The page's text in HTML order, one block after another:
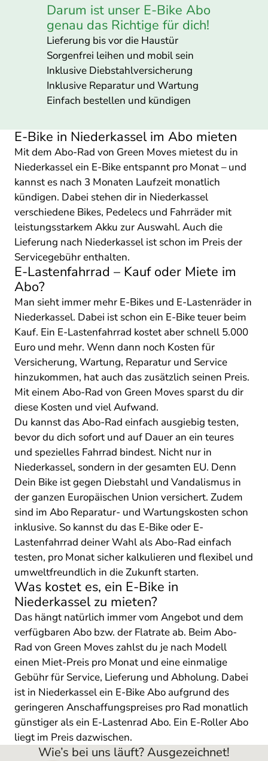
Darum ist unser E-Bike Abo
genau das Richtige für dich!
Lieferung bis vor die Haustür
Sorgenfrei leihen und mobil sein
Inklusive Diebstahlversicherung
Inklusive Reparatur und Wartung
Einfach bestellen und kündigen
E-Bike in Niederkassel im Abo mieten
Mit dem Abo-Rad von Green Moves mietest du in
Niederkassel ein E-Bike entspannt pro Monat – und
kannst es nach 3 Monaten Laufzeit monatlich
kündigen. Dabei stehen dir in Niederkassel
verschiedene Bikes, Pedelecs und Fahrräder mit
leistungsstarkem Akku zur Auswahl. Auch die
Lieferung nach Niederkassel ist schon im Preis der
Servicegebühr enthalten.
E-Lastenfahrrad – Kauf oder Miete im
Abo?
Man sieht immer mehr E-Bikes und E-Lastenräder in
Niederkassel. Dabei ist schon ein E-Bike teuer beim
Kauf. Ein E-Lastenfahrrad kostet aber schnell 5.000
Euro und mehr. Wenn dann noch Kosten für
Versicherung, Wartung, Reparatur und Service
hinzukommen, hat auch das zusätzlich seinen Preis.
Mit einem Abo-Rad von Green Moves sparst du dir
diese Kosten und viel Aufwand.
Du kannst das Abo-Rad einfach ausgiebig testen,
bevor du dich sofort und auf Dauer an ein teures
und spezielles Fahrrad bindest. Nicht nur in
Niederkassel, sondern in der gesamten EU. Denn
Dein Bike ist gegen Diebstahl und Vandalismus in
der ganzen Europäischen Union versichert. Zudem
sind im Abo Reparatur- und Wartungskosten schon
inklusive. So kannst du das E-Bike oder E-
Lastenfahrrad deiner Wahl als Abo-Rad einfach
testen, pro Monat sicher kalkulieren und flexibel und
umweltfreundlich in die Zukunft starten.
Was kostet es, ein E-Bike in
Niederkassel zu mieten?
Das hängt natürlich immer vom Angebot und dem
verfügbaren Abo bzw. der Flatrate ab. Beim Abo-
Rad von Green Moves zahlst du je nach Modell
einen Miet-Preis pro Monat und eine einmalige
Gebühr für Service, Lieferung und Abholung. Dabei
ist in Niederkassel ein E-Bike Abo aufgrund des
geringeren Anschaffungspreises pro Rad monatlich
günstiger als ein E-Lastenrad Abo. Ein E-Roller Abo
liegt im Preis dazwischen.
Wie’s bei uns läuft? Ausgezeichnet!